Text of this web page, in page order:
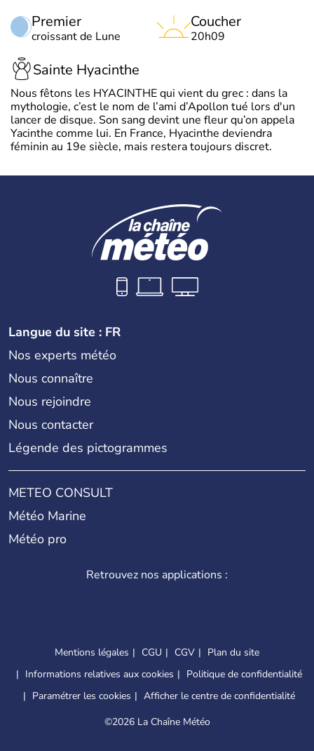
Premier
croissant de Lune
Coucher
20h09
Sainte Hyacinthe
Nous fêtons les HYACINTHE qui vient du grec : dans la
mythologie, c’est le nom de l’ami d’Apollon tué lors d'un
lancer de disque. Son sang devint une fleur qu’on appela
Yacinthe comme lui. En France, Hyacinthe deviendra
féminin au 19e siècle, mais restera toujours discret.
Langue du site : FR
Nos experts météo
Nous connaître
Nous rejoindre
Nous contacter
Légende des pictogrammes
METEO CONSULT
Météo Marine
Météo pro
Retrouvez nos applications :
Mentions légales CGU CGV
Plan du site
Informations relatives aux cookies
Politique de confidentialité
Paramétrer les cookies
Afficher le centre de confidentialité
©2026 La Chaîne Météo